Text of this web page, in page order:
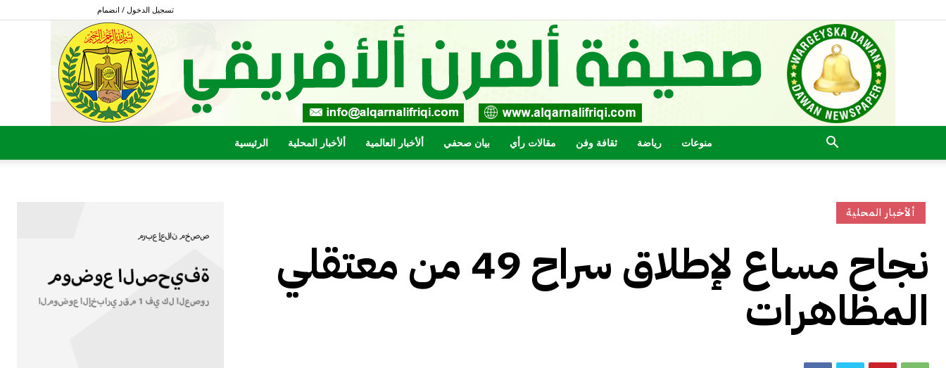
تسجيل الدخول / انضمام
القرن
الرئيسية ألأخبار المحلية ألأخبار العالمية بيان صحفي مقالات رأي ثقافة وفن رياضة منوعات
ألأخبار المحلية
نجاح مساع لإطلاق سراح 49 من معتقلي
المظاهرات